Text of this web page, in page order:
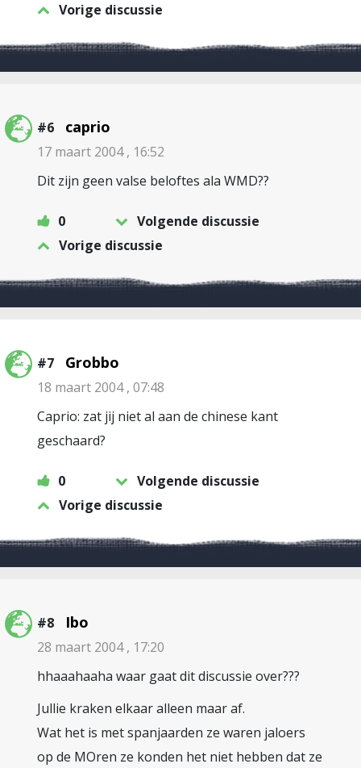
Vorige discussie
#6 caprio
17 maart 2004 , 16:52
Dit zijn geen valse beloftes ala WMD??
0
Volgende discussie
Vorige discussie
#7 Grobbo
18 maart 2004 , 07:48
Caprio: zat jij niet al aan de chinese kant
geschaard?
0
Volgende discussie
Vorige discussie
#8 Ibo
28 maart 2004 , 17:20
hhaaahaaha waar gaat dit discussie over???
Jullie kraken elkaar alleen maar af.
Wat het is met spanjaarden ze waren jaloers
op de MOren ze konden het niet hebben dat ze